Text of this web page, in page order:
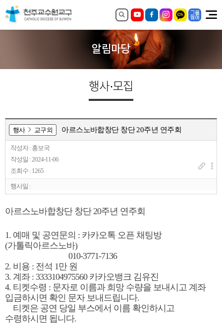
알림마당
행사·모집
행사 교구외 아르스노바합창단 창단 20주년 연주회
작성자 : 홍보국
작성일 : 2024-11-06
조회수 : 1265
행사일 :
아르스노바합창단 창단 20주년 연주회
1. 예매 및 공연문의 : 카카오톡 오픈 채팅방
(가톨릭아르스노바)
010-3771-7136
2. 비용 : 전석 1만 원
3. 계좌 : 3333104975560 카카오뱅크 김유진
4. 티켓수령 : 문자로 이름과 희망 수량을 보내시고 계좌
입금하시면 확인 문자 보내드립니다.
티켓은 공연 당일 부스에서 이름 확인하시고
수령하시면 됩니다.